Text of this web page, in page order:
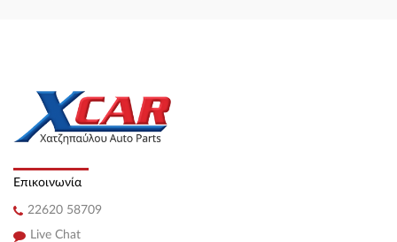
Επικοινωνία
22620 58709
Live Chat